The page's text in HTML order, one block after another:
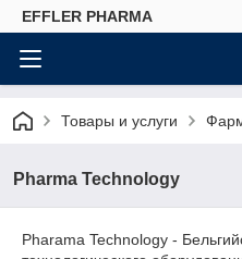
EFFLER PHARMA
Товары и услуги
Pharma Technology
Pharama Technology -